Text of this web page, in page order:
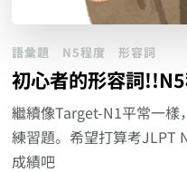
語彙題 N5程度 形容詞
初心者的形容詞
繼續像Target-N1平常一樣
練習題。希望打算考JLPT
成績吧